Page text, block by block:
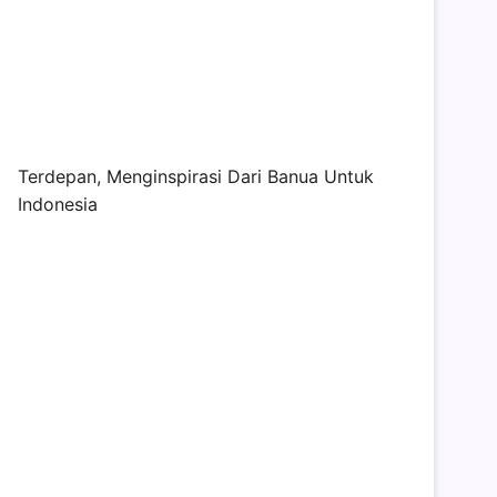
Terdepan, Menginspirasi Dari Banua Untuk
Indonesia